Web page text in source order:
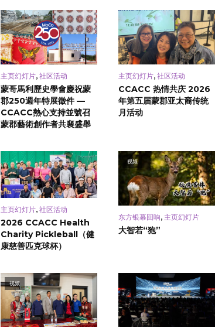
主页幻灯片, 社区活动
蒙哥馬利歷史學會慶祝蒙
郡250週年特展徵件 —
CCACC熱心支持並號召
蒙郡藝術創作者共襄盛舉
主页幻灯片, 社区活动
CCACC 热情共庆 2026
年第五届蒙郡亚太裔传统
月活动
主页幻灯片 社区活动
2026 CCACC Health
Charity Pickleball（健
康慈善匹克球杯）
视频
东方银幕回响, 主页幻灯片
大智若“狍”
视频